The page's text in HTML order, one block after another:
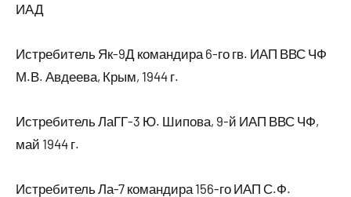
ИАД
Истребитель Як-9Д командира 6-го гв. ИАП ВВС ЧФ
М.В. Авдеева, Крым, 1944 г.
Истребитель ЛаГГ-3 Ю. Шипова, 9-й ИАП ВВС ЧФ,
май 1944 г.
Истребитель Ла-7 командира 156-го ИАП С.Ф.